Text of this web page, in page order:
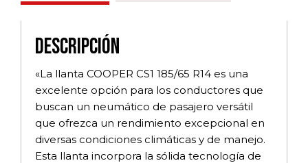
Descripción
«La llanta COOPER CS1 185/65 R14 es una
excelente opción para los conductores que
buscan un neumático de pasajero versátil
que ofrezca un rendimiento excepcional en
diversas condiciones climáticas y de manejo.
Esta llanta incorpora la sólida tecnología de